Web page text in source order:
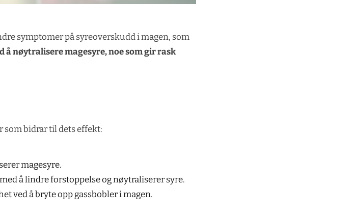
symptomer på syreoverskudd i magen, som
å nøytralisere magesyre, noe som gir rask
bidrar til dets effekt:
magesyre.
å lindre forstoppelse og nøytraliserer syre.
ved å bryte opp gassbobler i magen.